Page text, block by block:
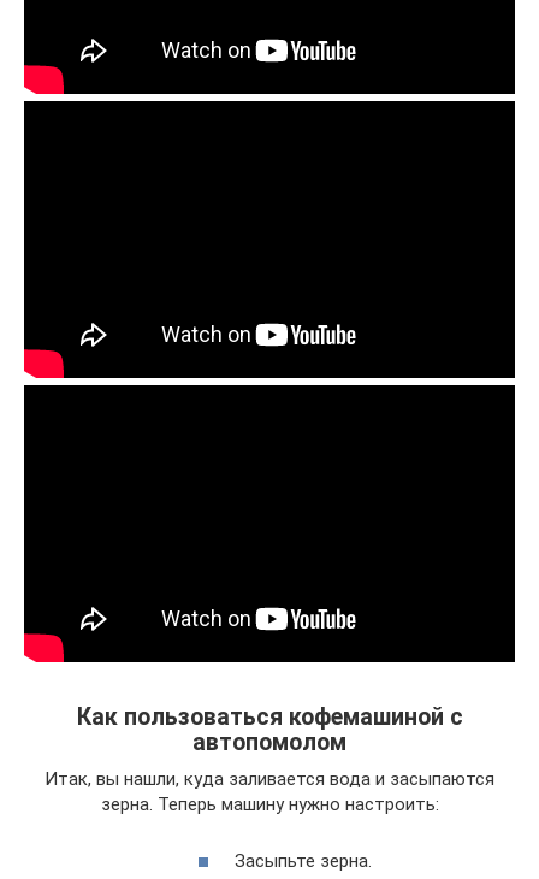
Как пользоваться кофемашиной с
автопомолом
Итак, вы нашли, куда заливается вода и засыпаются
зерна. Теперь машину нужно настроить:
Засыпьте зерна.